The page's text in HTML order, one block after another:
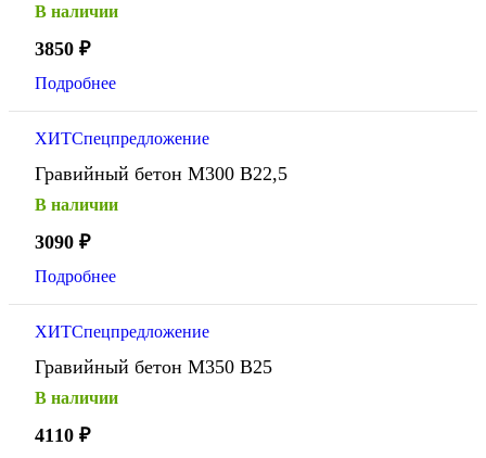
В наличии
3850 ₽
Подробнее
ХИТСпецпредложение
Гравийный бетон М300 В22,5
В наличии
3090 ₽
Подробнее
ХИТСпецпредложение
Гравийный бетон М350 В25
В наличии
4110 ₽